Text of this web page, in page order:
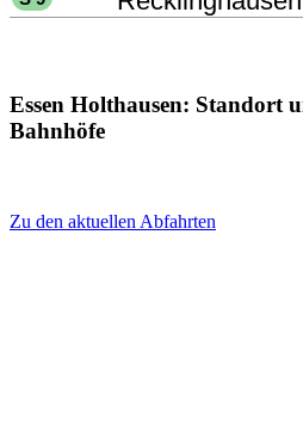
Essen Holthausen: Standort
Bahnhöfe
Zu den aktuellen Abfahrten